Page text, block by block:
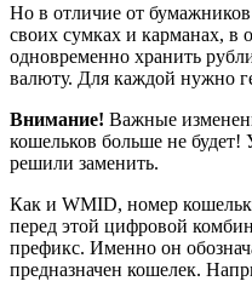
Но в отличие от
своих сумках и карманах, в
одновременно хранить
валюту. Для каждой нужно
Внимание! Важные
кошельков больше не будет!
решили заменить.
Как и WMID, номер
перед этой цифровой
префикс. Именно он
предназначен кошелек.